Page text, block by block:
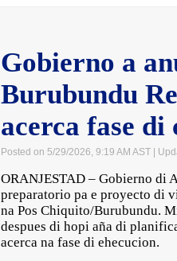
Gobierno a
Burubundu
acerca fase
Posted on 5/29/2026, 9:19 AM AST |
ORANJESTAD – Gobierno di
preparatorio pa e proyecto di
na Pos Chiquito/Burubundu.
despues di hopi aña di
acerca na fase di ehecucion.